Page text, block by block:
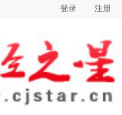
登录 注册